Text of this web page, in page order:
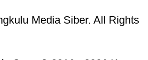
Media Siber. All Rights